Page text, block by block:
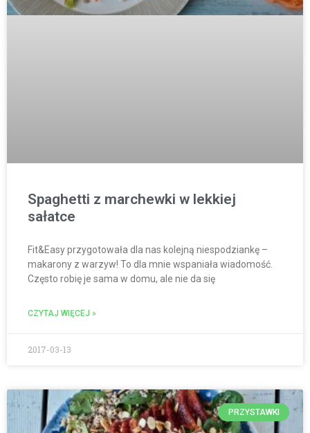
Spaghetti z marchewki w lekkiej
sałatce
Fit&Easy przygotowała dla nas kolejną niespodziankę –
makarony z warzyw! To dla mnie wspaniała wiadomość.
Często robię je sama w domu, ale nie da się
CZYTAJ WIĘCEJ »
2017-03-13
PRZYSTAWKI